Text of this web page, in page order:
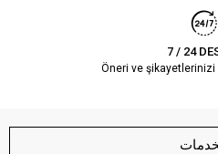
7 / 24
Öneri ve şikayetlerinizi